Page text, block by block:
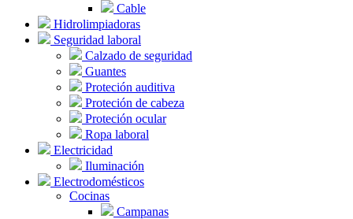
Cable
Hidrolimpiadoras
Seguridad laboral
Calzado de seguridad
Guantes
Proteción auditiva
Proteción de cabeza
Proteción ocular
Ropa laboral
Electricidad
Iluminación
Electrodomésticos
Cocinas
Campanas